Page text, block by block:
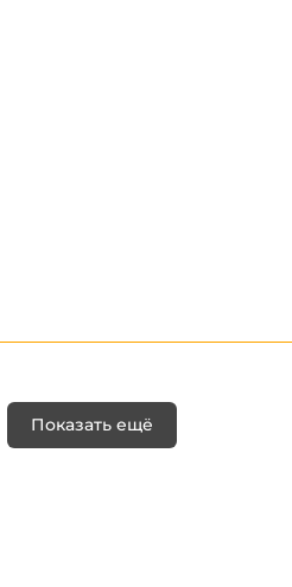
Показать ещё